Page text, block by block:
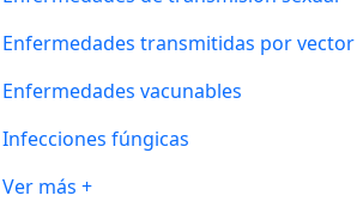
Enfermedades transmitidas por vector
Enfermedades vacunables
Infecciones fúngicas
Ver más +